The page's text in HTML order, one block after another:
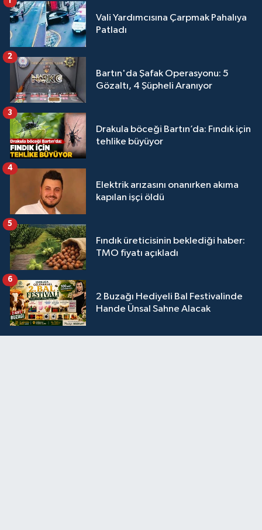
Vali Yardımcısına Çarpmak Pahalıya
Patladı
Bartın'da Şafak Operasyonu: 5
Gözaltı, 4 Şüpheli Aranıyor
2
Drakula böceği Bartın’da: Fındık için
tehlike büyüyor
3
Elektrik arızasını onanırken akıma
kapılan işçi öldü
4
Fındık üreticisinin beklediği haber:
TMO fiyatı açıkladı
5
2 Buzağı Hediyeli Bal Festivalinde
Hande Ünsal Sahne Alacak
6